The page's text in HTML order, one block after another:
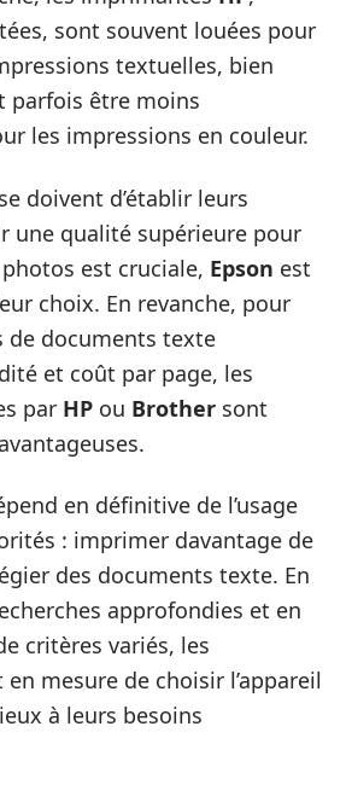
sont souvent louées pour
textuelles, bien
parfois être moins
les impressions en couleur.
doivent d’établir leurs
une qualité supérieure pour
est cruciale, Epson est
choix. En revanche, pour
de documents texte
et coût par page, les
par HP ou Brother sont
en définitive de l’usage
: imprimer davantage de
des documents texte. En
approfondies et en
critères variés, les
mesure de choisir l’appareil
à leurs besoins